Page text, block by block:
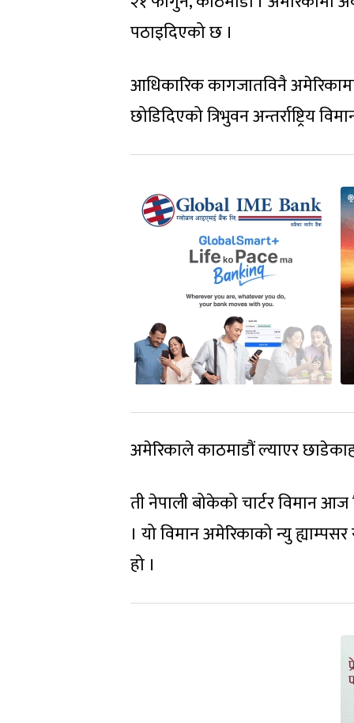
पठाइदिएको छ ।
आधिकारिक कागजातविनै
छोडिदिएको त्रिभुवन अन्तर्राष्ट्रिय
अमेरिकाले काठमाडौं ल्याएर
ती नेपाली बोकेको चार्टर विमान आज
। यो विमान अमेरिकाको न्यु
हो ।